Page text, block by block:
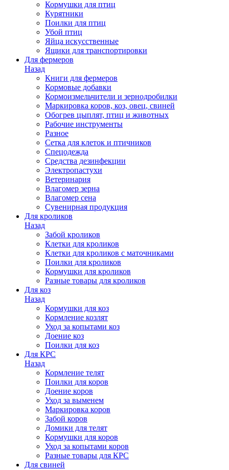
Кормушки для птиц
Курятники
Поилки для птиц
Убой птиц
Яйца искусственные
Ящики для транспортировки
Для фермеров
Назад
Книги для фермеров
Кормовые добавки
Кормоизмельчители и зернодробилки
Маркировка коров, коз, овец, свиней
Обогрев цыплят, птиц и животных
Рабочие инструменты
Разное
Сетка для клеток и птичников
Спецодежда
Средства дезинфекции
Электропастухи
Ветеринария
Влагомер зерна
Влагомер сена
Сувенирная продукция
Для кроликов
Назад
Забой кроликов
Клетки для кроликов
Клетки для кроликов с маточниками
Поилки для кроликов
Кормушки для кроликов
Разные товары для кроликов
Для коз
Назад
Кормушки для коз
Кормление козлят
Уход за копытами коз
Доение коз
Поилки для коз
Для КРС
Назад
Кормление телят
Поилки для коров
Доение коров
Уход за выменем
Маркировка коров
Забой коров
Домики для телят
Кормушки для коров
Уход за копытами коров
Разные товары для КРС
Для свиней